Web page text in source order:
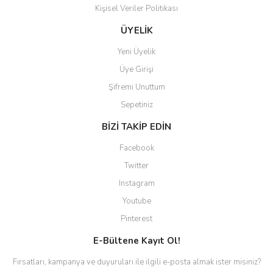
Gönder
Kişisel Veriler Politikası
ÜYELİK
Yeni Üyelik
Üye Girişi
Şifremi Unuttum
Sepetiniz
BİZİ TAKİP EDİN
Facebook
Twitter
Instagram
Youtube
Pinterest
E-Bültene Kayıt Ol!
Fırsatları, kampanya ve duyuruları ile ilgili e-posta almak ister misiniz?